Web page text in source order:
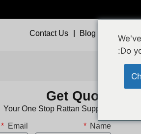
Video
Blog
Contact Us
Get Quote
Your One Stop Rattan Supplier
Name
Email
Do